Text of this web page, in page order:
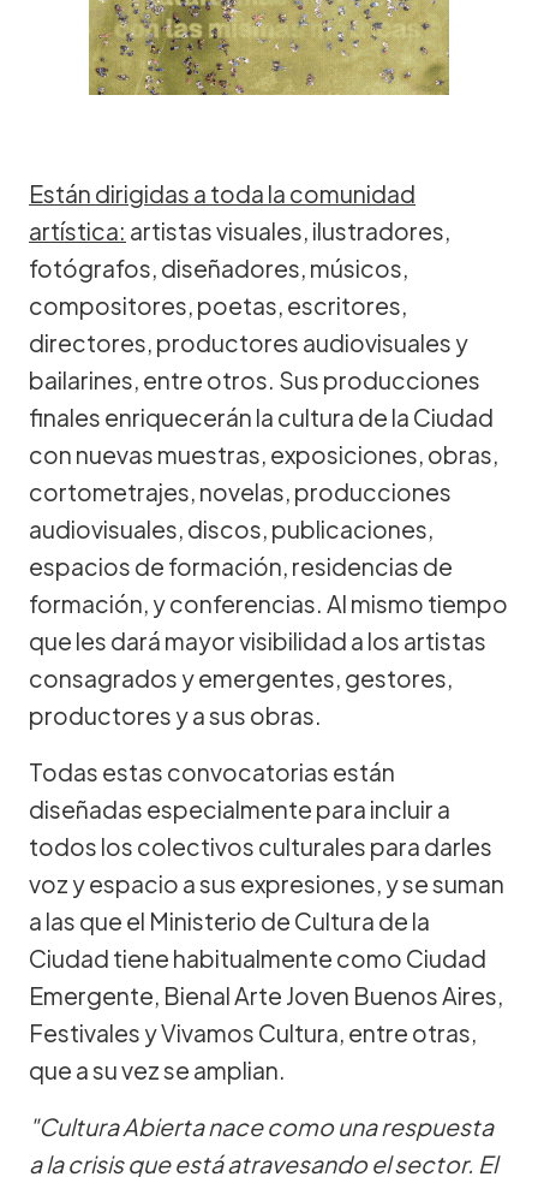
Están dirigidas a toda la comunidad
artística: artistas visuales, ilustradores,
fotógrafos, diseñadores, músicos,
compositores, poetas, escritores,
directores, productores audiovisuales y
bailarines, entre otros. Sus producciones
finales enriquecerán la cultura de la Ciudad
con nuevas muestras, exposiciones, obras,
cortometrajes, novelas, producciones
audiovisuales, discos, publicaciones,
espacios de formación, residencias de
formación, y conferencias. Al mismo tiempo
que les dará mayor visibilidad a los artistas
consagrados y emergentes, gestores,
productores y a sus obras.
Todas estas convocatorias están
diseñadas especialmente para incluir a
todos los colectivos culturales para darles
voz y espacio a sus expresiones, y se suman
a las que el Ministerio de Cultura de la
Ciudad tiene habitualmente como Ciudad
Emergente, Bienal Arte Joven Buenos Aires,
Festivales y Vivamos Cultura, entre otras,
que a su vez se amplian.
"Cultura Abierta nace como una respuesta
a la crisis que está atravesando el sector. El